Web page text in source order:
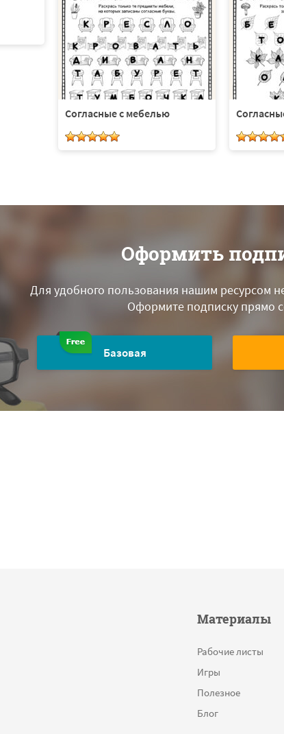
Согласные с мебелью
Оформить
Для удобного пользования нашим ресурсом
Оформите подписку прямо
Базовая
Материалы
Рабочие листы
Игры
Полезное
Блог